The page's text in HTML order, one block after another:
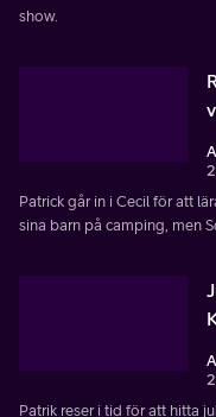
show.
Patrick går in i Cecil för att
sina barn på camping, men
Patrik reser i tid för att hitta